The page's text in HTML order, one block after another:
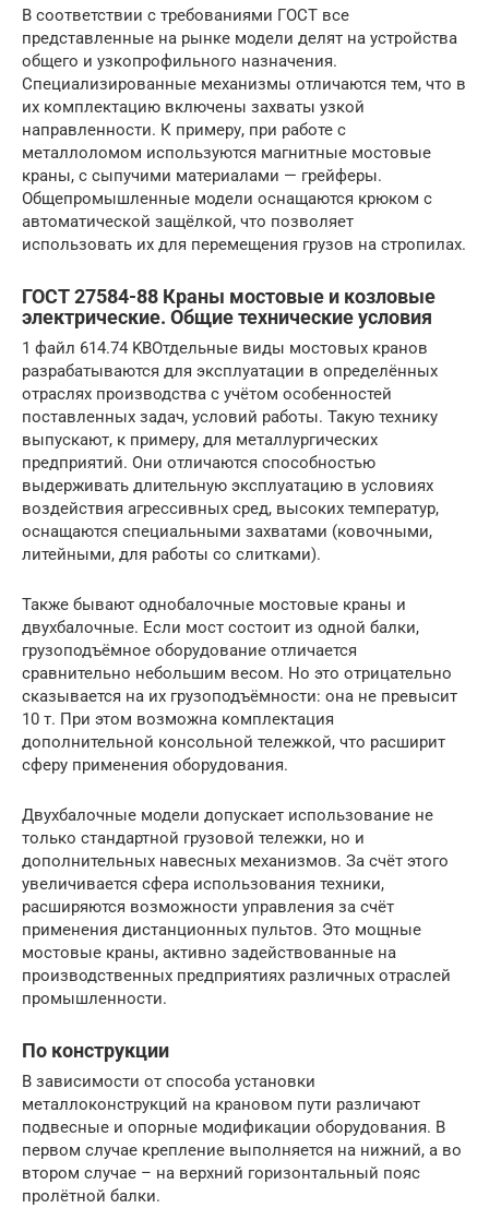
В соответствии с требованиями ГОСТ все
представленные на рынке модели делят на устройства
общего и узкопрофильного назначения.
Специализированные механизмы отличаются тем, что в
их комплектацию включены захваты узкой
направленности. К примеру, при работе с
металлоломом используются магнитные мостовые
краны, с сыпучими материалами — грейферы.
Общепромышленные модели оснащаются крюком с
автоматической защёлкой, что позволяет
использовать их для перемещения грузов на стропилах.
ГОСТ 27584-88 Краны мостовые и козловые
электрические. Общие технические условия
1 файл 614.74 KBОтдельные виды мостовых кранов
разрабатываются для эксплуатации в определённых
отраслях производства с учётом особенностей
поставленных задач, условий работы. Такую технику
выпускают, к примеру, для металлургических
предприятий. Они отличаются способностью
выдерживать длительную эксплуатацию в условиях
воздействия агрессивных сред, высоких температур,
оснащаются специальными захватами (ковочными,
литейными, для работы со слитками).
Также бывают однобалочные мостовые краны и
двухбалочные. Если мост состоит из одной балки,
грузоподъёмное оборудование отличается
сравнительно небольшим весом. Но это отрицательно
сказывается на их грузоподъёмности: она не превысит
10 т. При этом возможна комплектация
дополнительной консольной тележкой, что расширит
сферу применения оборудования.
Двухбалочные модели допускает использование не
только стандартной грузовой тележки, но и
дополнительных навесных механизмов. За счёт этого
увеличивается сфера использования техники,
расширяются возможности управления за счёт
применения дистанционных пультов. Это мощные
мостовые краны, активно задействованные на
производственных предприятиях различных отраслей
промышленности.
По конструкции
В зависимости от способа установки
металлоконструкций на крановом пути различают
подвесные и опорные модификации оборудования. В
первом случае крепление выполняется на нижний, а во
втором случае – на верхний горизонтальный пояс
пролётной балки.